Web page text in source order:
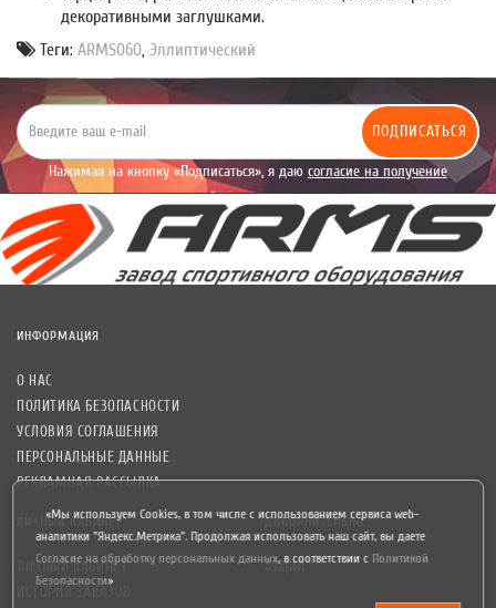
декоративными заглушками.
Теги: ARMS060, Эллиптический
ПОДПИСАТЬСЯ
Нажимая на кнопку «Подписаться», я даю согласие на получение
уведомлений рекламного характера.
ИНФОРМАЦИЯ
О НАС
ПОЛИТИКА БЕЗОПАСНОСТИ
УСЛОВИЯ СОГЛАШЕНИЯ
ПЕРСОНАЛЬНЫЕ ДАННЫЕ
РЕКЛАМНАЯ РАССЫЛКА
ЛИЧНЫЙ КАБИНЕТ
ЛИЧНЫЙ КАБИНЕТ
ДОПОЛНИТЕЛЬНО
АКЦИИ
«Мы используем Cookies, в том числе с использованием сервиса web-
аналитики "Яндекс.Метрика". Продолжая использовать наш сайт, вы даете
Согласие на обработку персональных данных,в соответствии с Политикой
Безопасности»